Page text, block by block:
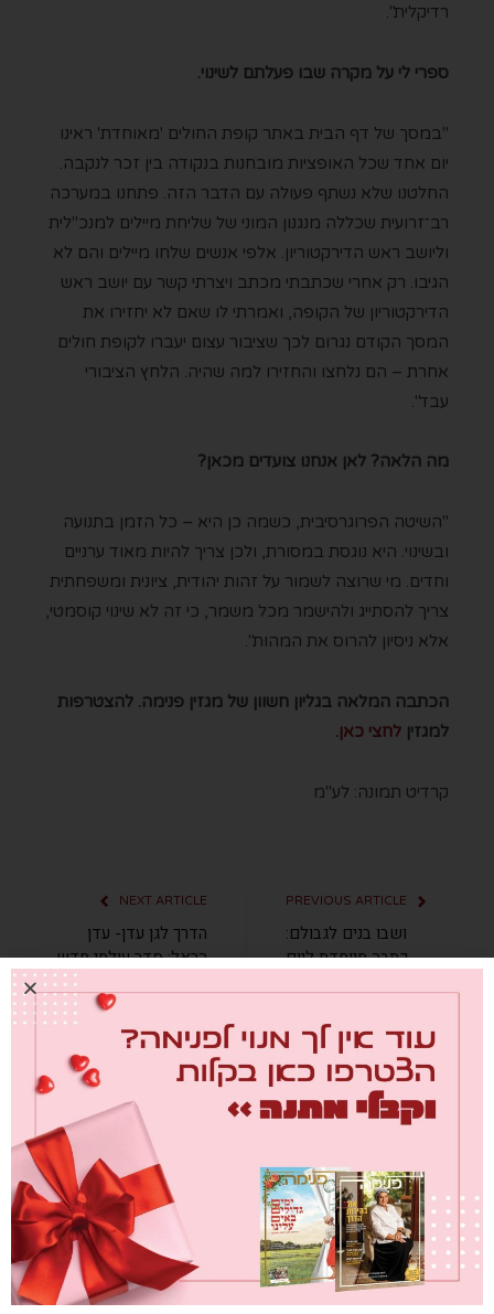
רדיקלית".
ספרי לי על מקרה שבו פעלתם לשינוי.
"במסך של דף הבית באתר קופת החולים 'מאוחדת' ראינו
יום אחד שכל האופציות מובחנות בנקודה בין זכר לנקבה.
החלטנו שלא נשתף פעולה עם הדבר הזה. פתחנו במערכה
רב־זרועית שכללה מנגנון המוני של שליחת מיילים למנכ"לית
וליושב ראש הדירקטוריון. אלפי אנשים שלחו מיילים והם לא
הגיבו. רק אחרי שכתבתי מכתב ויצרתי קשר עם יושב ראש
הדירקטוריון של הקופה, ואמרתי לו שאם לא יחזירו את
המסך הקודם נגרום לכך שציבור עצום יעברו לקופת חולים
אחרת – הם נלחצו והחזירו למה שהיה. הלחץ הציבורי
עבד".
מה הלאה? לאן אנחנו צועדים מכאן?
"השיטה הפרוגרסיבית, כשמה כן היא – כל הזמן בתנועה
ובשינוי. היא נוגסת במסורת, ולכן צריך להיות מאוד ערניים
וחדים. מי שרוצה לשמור על זהות יהודית, ציונית ומשפחתית
צריך להסתייג ולהישמר מכל משמר, כי זה לא שינוי קוסמטי,
אלא ניסיון להרוס את המהות".
הכתבה המלאה בגליון חשוון של מגזין פנימה. להצטרפות
למגזין לחצי כאן.
קרדיט תמונה: לע"מ
ושבו בנים לגבולם:
כתבה מיוחדת ליום
NEXT ARTICLE
הדרך לגן עדן- עדן
הראל: סדר עולמי חדש
מערכת פנימה
כתבותקשורות